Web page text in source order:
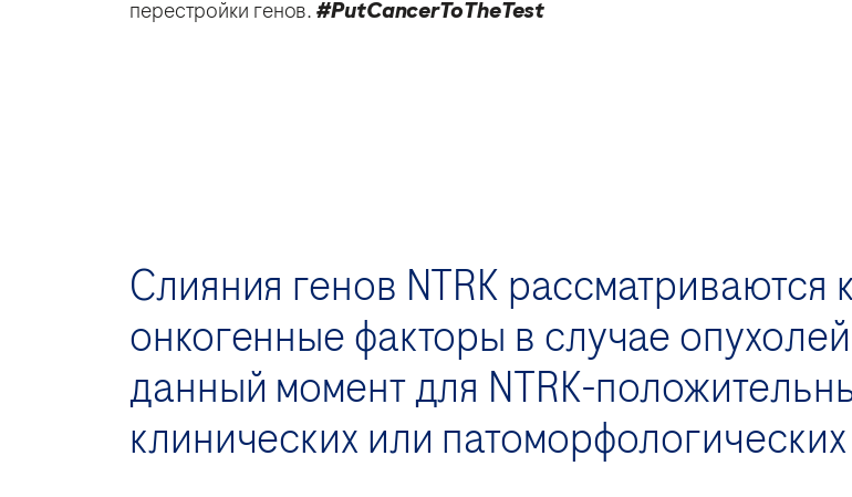
перестройки генов.#PutCancerToTheTest
Слияния генов NTRK
онкогенные факторы в случае
данный момент для NTRK-
клинических или